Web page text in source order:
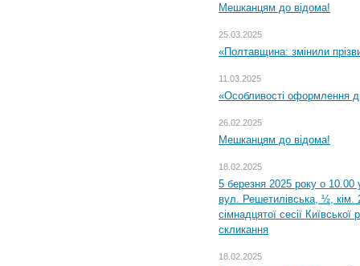
Мешканцям до відома!
25.03.2025
«Полтавщина: змінили
11.03.2025
«Особливості оформлення
26.02.2025
Мешканцям до відома!
18.02.2025
5 березня 2025 року о 10.00
вул. Решетилівська, ½, кім.
сімнадцятої сесії
скликання
18.02.2025